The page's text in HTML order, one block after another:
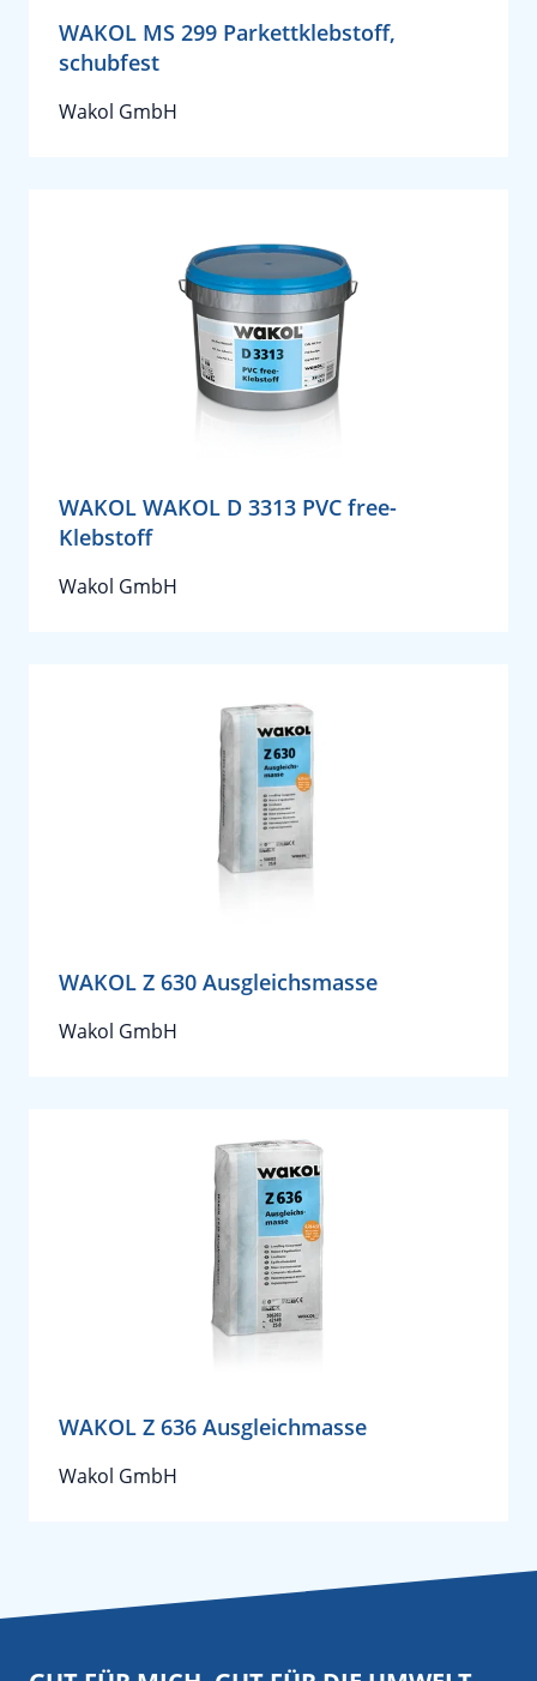
WAKOL MS 299 Parkettklebstoff,
schubfest
Wakol GmbH
WAKOL WAKOL D 3313 PVC free-
Klebstoff
Wakol GmbH
WAKOL Z 630 Ausgleichsmasse
Wakol GmbH
WAKOL Z 636 Ausgleichmasse
Wakol GmbH